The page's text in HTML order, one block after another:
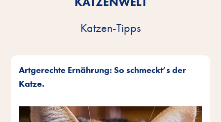
Katzen-Tipps
Artgerechte Ernährung: So schmeckt’s der
Katze.